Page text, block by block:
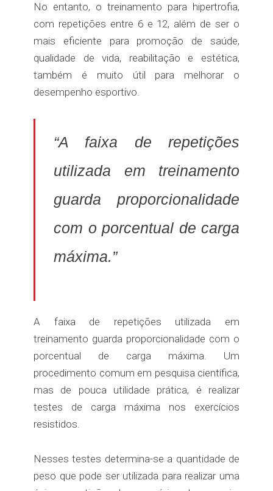
No entanto, o treinamento para hipertrofia,
com repetições entre 6 e 12, além de ser o
mais eficiente para promoção de saúde,
qualidade de vida, reabilitação e estética,
também é muito útil para melhorar o
desempenho esportivo.
“A faixa de repetições
utilizada em treinamento
guarda proporcionalidade
com o porcentual de carga
máxima.”
A faixa de repetições utilizada em
treinamento guarda proporcionalidade com o
porcentual de carga máxima. Um
procedimento comum em pesquisa científica,
mas de pouca utilidade prática, é realizar
testes de carga máxima nos exercícios
resistidos.
Nesses testes determina-se a quantidade de
peso que pode ser utilizada para realizar uma